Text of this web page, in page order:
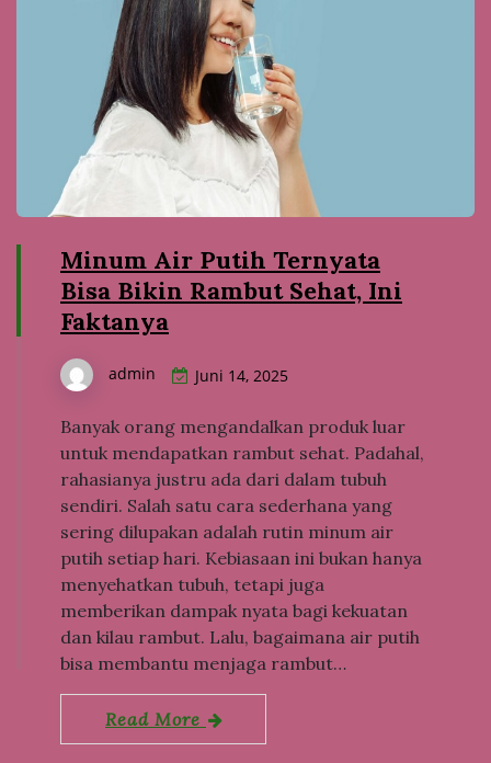
Minum Air Putih Ternyata
Bisa Bikin Rambut Sehat, Ini
Faktanya
admin Juni 14, 2025
Banyak orang mengandalkan produk luar
untuk mendapatkan rambut sehat. Padahal,
rahasianya justru ada dari dalam tubuh
sendiri. Salah satu cara sederhana yang
sering dilupakan adalah rutin minum air
putih setiap hari. Kebiasaan ini bukan hanya
menyehatkan tubuh, tetapi juga
memberikan dampak nyata bagi kekuatan
dan kilau rambut. Lalu, bagaimana air putih
bisa membantu menjaga rambut…
Read More